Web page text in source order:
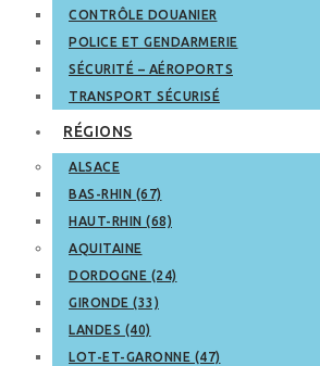
CONTRÔLE DOUANIER
POLICE ET GENDARMERIE
SÉCURITÉ – AÉROPORTS
TRANSPORT SÉCURISÉ
RÉGIONS
ALSACE
BAS-RHIN (67)
HAUT-RHIN (68)
AQUITAINE
DORDOGNE (24)
GIRONDE (33)
LANDES (40)
LOT-ET-GARONNE (47)